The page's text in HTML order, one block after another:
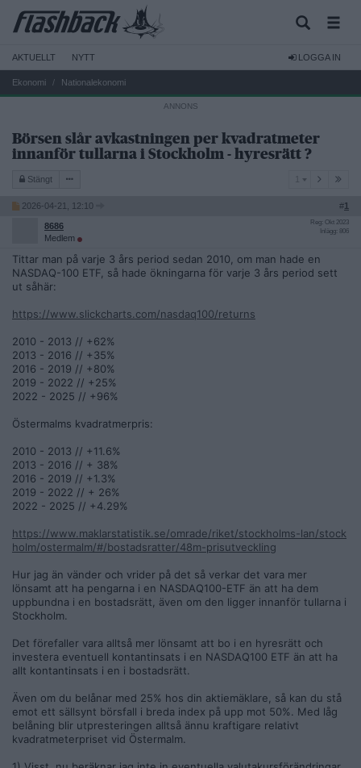
AKTUELLT NYTT LOGGA IN
Ekonomi Nationalekonomi
Börsen slår avkastningen per kvadratmeter
innanför tullarna i Stockholm - hyresrätt ?
Stängt
2026-04-21, 12:10 #1
8686
Medlem
Reg: Okt 2023
Inlägg: 806
Tittar man på varje 3 års period sedan 2010, om man hade en
NASDAQ-100 ETF, så hade ökningarna för varje 3 års period sett
ut såhär:
https://www.slickcharts.com/nasdaq100/returns
2010 - 2013 // +62%
2013 - 2016 // +35%
2016 - 2019 // +80%
2019 - 2022 // +25%
2022 - 2025 // +96%
Östermalms kvadratmerpris:
2010 - 2013 // +11.6%
2013 - 2016 // + 38%
2016 - 2019 // +1.3%
2019 - 2022 // + 26%
2022 - 2025 // +4.29%
https://www.maklarstatistik.se/omrade/riket/stockholms-lan/stock
holm/ostermalm/#/bostadsratter/48m-prisutveckling
Hur jag än vänder och vrider på det så verkar det vara mer
lönsamt att ha pengarna i en NASDAQ100-ETF än att ha dem
uppbundna i en bostadsrätt, även om den ligger innanför tullarna i
Stockholm.
Det förefaller vara alltså mer lönsamt att bo i en hyresrätt och
investera eventuell kontantinsats i en NASDAQ100 ETF än att ha
allt kontantinsats i en i bostadsrätt.
Även om du belånar med 25% hos din aktiemäklare, så kan du stå
emot ett sällsynt börsfall i breda index på upp mot 50%. Med låg
belåning blir utpresteringen alltså ännu kraftigare relativt
kvadratmeterpriset vid Östermalm.